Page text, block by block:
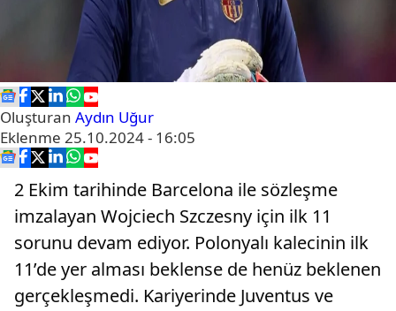
Oluşturan Aydın Uğur
Eklenme 25.10.2024 - 16:05
2 Ekim tarihinde Barcelona ile sözleşme
imzalayan Wojciech Szczesny için ilk 11
sorunu devam ediyor. Polonyalı kalecinin ilk
11’de yer alması beklense de henüz beklenen
gerçekleşmedi. Kariyerinde Juventus ve